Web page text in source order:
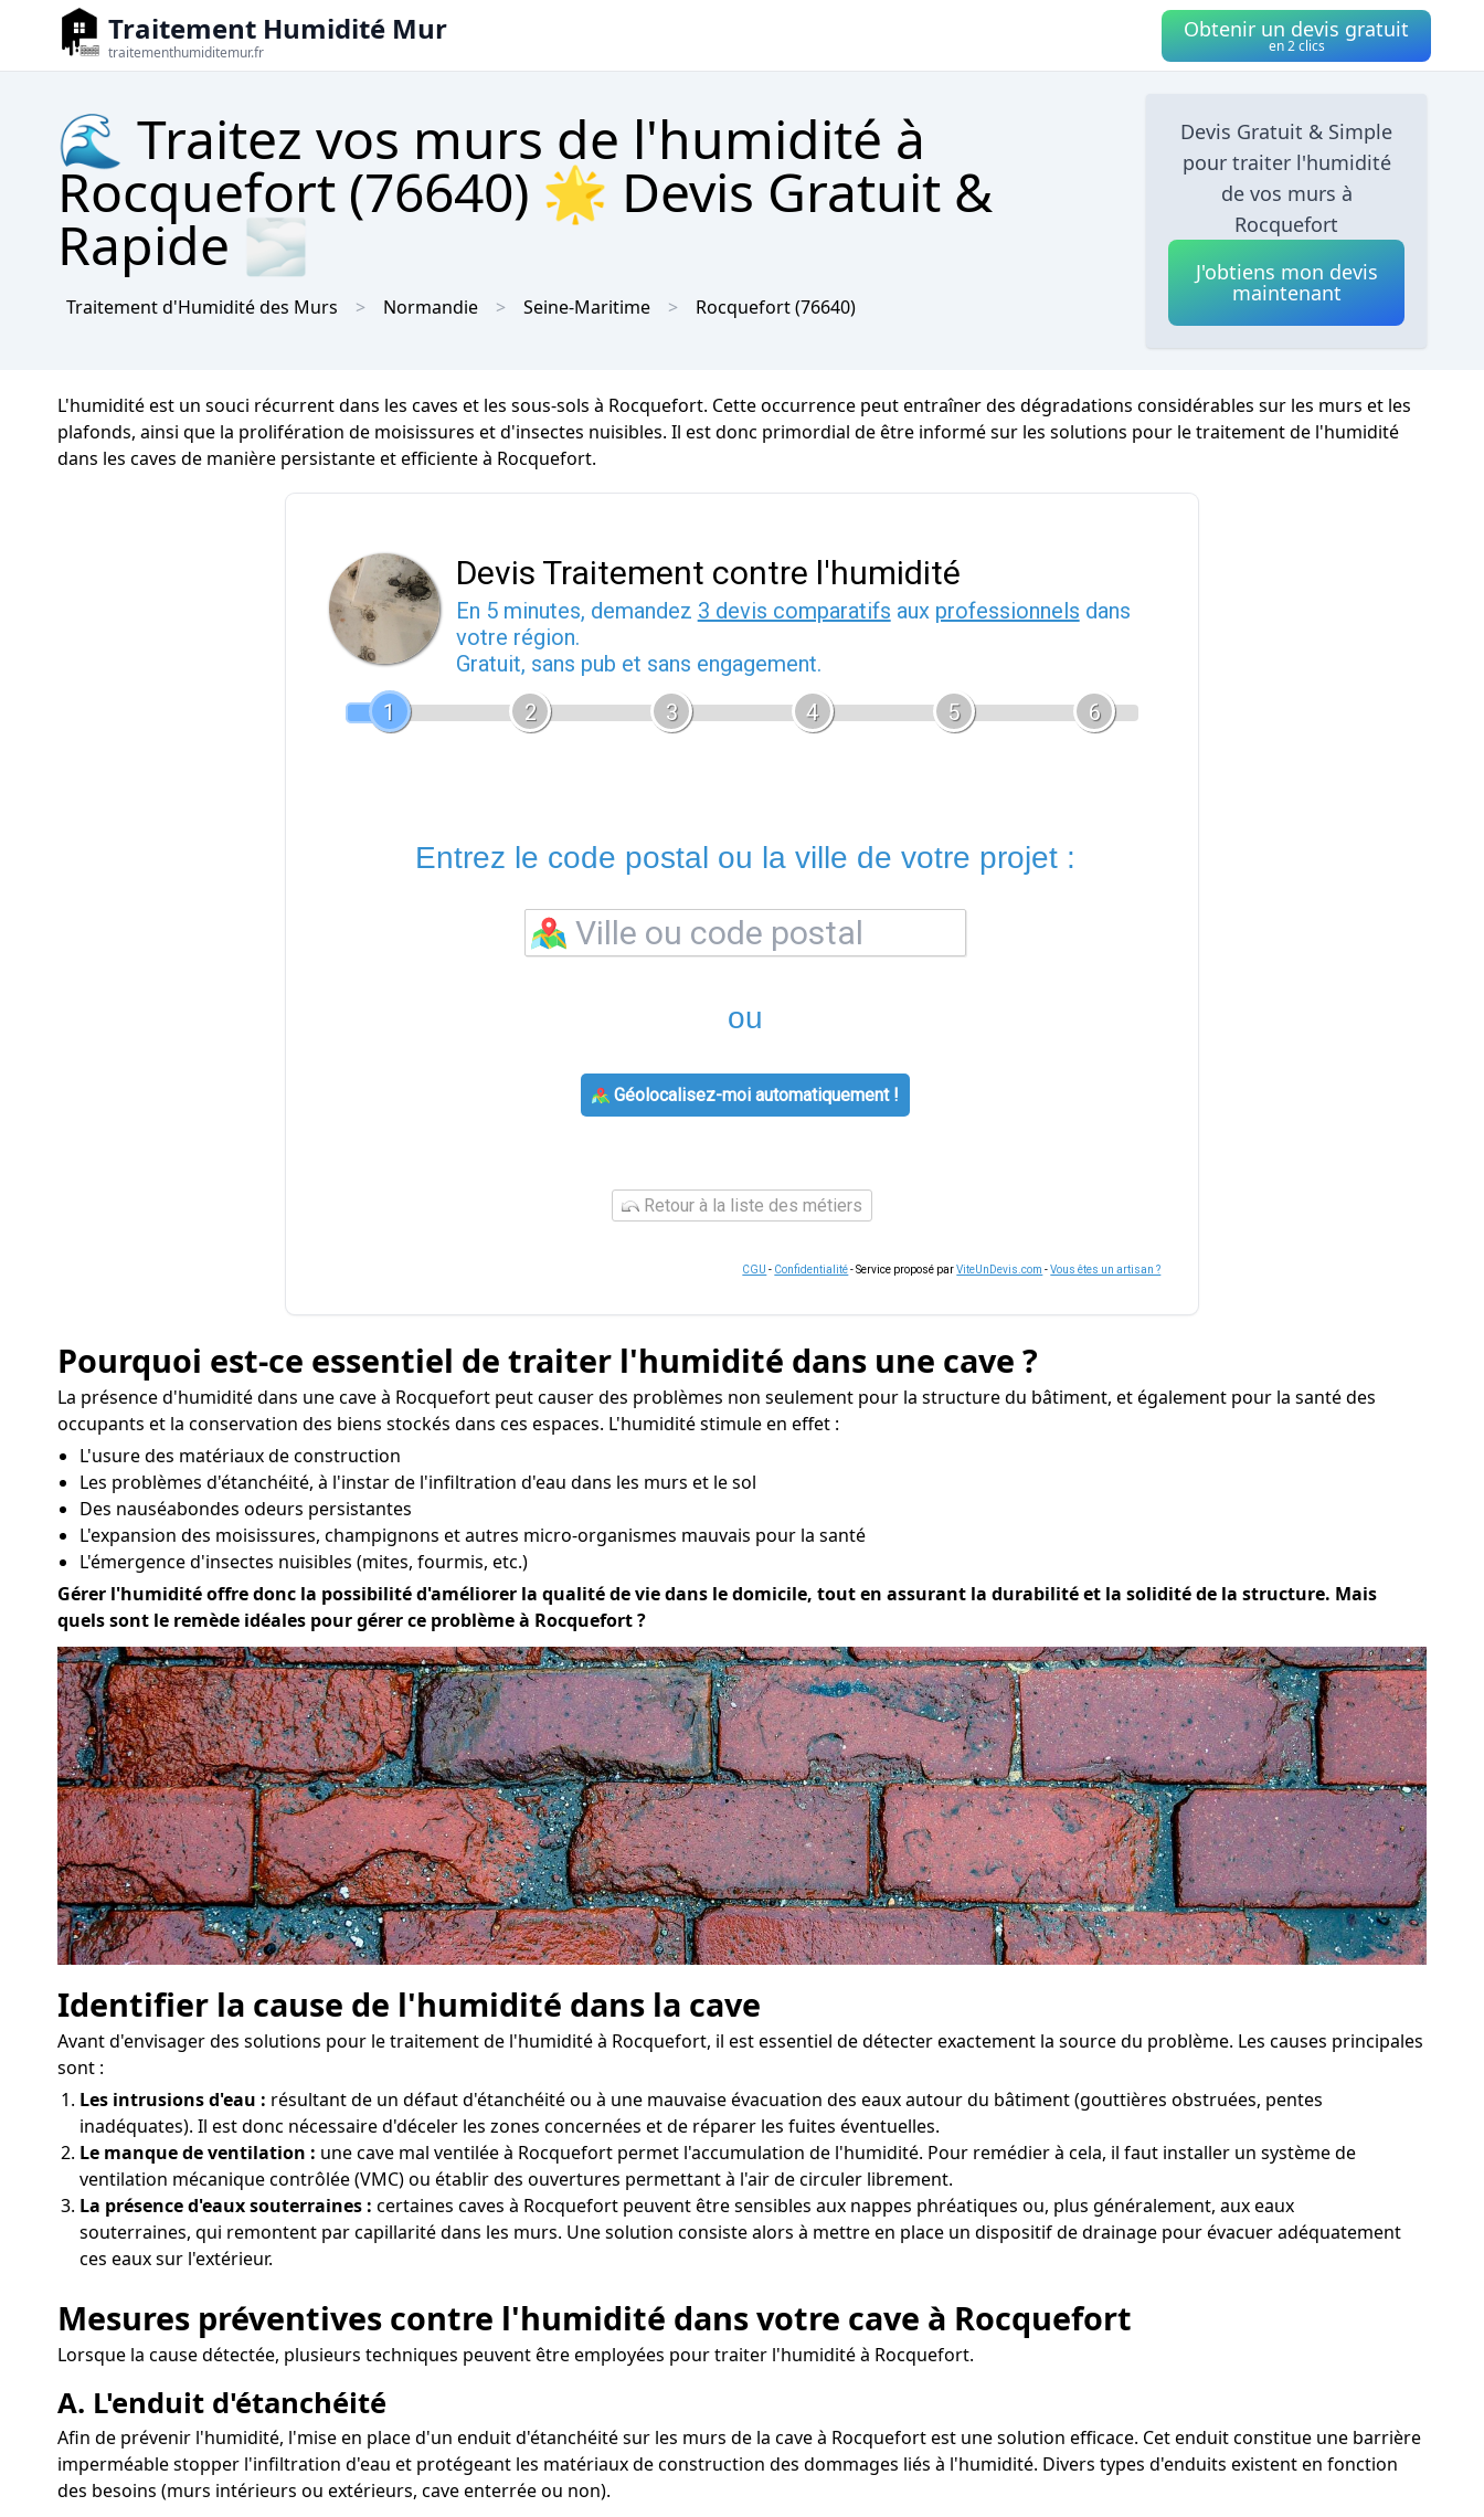
Traitement Humidité Mur
traitementhumiditemur.fr
Obtenir un devis gratuit
en 2 clics
🌊 Traitez vos murs de l'humidité à
Rocquefort (76640) 🌟 Devis Gratuit &
Rapide 🌫
Traitement d'Humidité des Murs Normandie Seine-Maritime Rocquefort(76640)
Devis Gratuit & Simple
pour traiter l'humidité
de vos murs à
Rocquefort
J'obtiens mon devis
maintenant
L'humidité est un souci récurrent dans les caves et les sous-sols à Rocquefort. Cette occurrence peut entraîner des dégradations considérables sur les murs et les
plafonds, ainsi que la prolifération de moisissures et d'insectes nuisibles. Il est donc primordial de être informé sur les solutions pour le traitement de l'humidité
dans les caves de manière persistante et efficiente à Rocquefort.
Devis Traitement contre l'humidité
En 5 minutes, demandez 3 devis comparatifs aux professionnels dans
votre région.
Gratuit, sans pub et sans engagement.
1
2 3 4 5 6
Entrez le code postal ou la ville de votre projet :
ou
Géolocalisez-moi automatiquement !
Retour à la liste des métiers
CGU - Confidentialité- Service proposé parViteUnDevis.com -Vous êtes un artisan ?
Pourquoi est-ce essentiel de traiter l'humidité dans une cave ?
La présence d'humidité dans une cave à Rocquefort peut causer des problèmes non seulement pour la structure du bâtiment, et également pour la santé des
occupants et la conservation des biens stockés dans ces espaces. L'humidité stimule en effet :
L'usure des matériaux de construction
Les problèmes d'étanchéité, à l'instar de l'infiltration d'eau dans les murs et le sol
Des nauséabondes odeurs persistantes
L'expansion des moisissures, champignons et autres micro-organismes mauvais pour la santé
L'émergence d'insectes nuisibles (mites, fourmis, etc.)
Gérer l'humidité offre donc la possibilité d'améliorer la qualité de vie dans le domicile, tout en assurant la durabilité et la solidité de la structure. Mais
quels sont le remède idéales pour gérer ce problème à Rocquefort ?
Identifier la cause de l'humidité dans la cave
Avant d'envisager des solutions pour le traitement de l'humidité à Rocquefort, il est essentiel de détecter exactement la source du problème. Les causes principales
sont :
Les intrusions d'eau : résultant de un défaut d'étanchéité ou à une mauvaise évacuation des eaux autour du bâtiment (gouttières obstruées, pentes
inadéquates). Il est donc nécessaire d'déceler les zones concernées et de réparer les fuites éventuelles.
Le manque de ventilation : une cave mal ventilée à Rocquefort permet l'accumulation de l'humidité. Pour remédier à cela, il faut installer un système de
ventilation mécanique contrôlée (VMC) ou établir des ouvertures permettant à l'air de circuler librement.
La présence d'eaux souterraines : certaines caves à Rocquefort peuvent être sensibles aux nappes phréatiques ou, plus généralement, aux eaux
souterraines, qui remontent par capillarité dans les murs. Une solution consiste alors à mettre en place un dispositif de drainage pour évacuer adéquatement
ces eaux sur l'extérieur.
Mesures préventives contre l'humidité dans votre cave à Rocquefort
Lorsque la cause détectée, plusieurs techniques peuvent être employées pour traiter l'humidité à Rocquefort.
A. L'enduit d'étanchéité
Afin de prévenir l'humidité, l'mise en place d'un enduit d'étanchéité sur les murs de la cave à Rocquefort est une solution efficace. Cet enduit constitue une barrière
imperméable stopper l'infiltration d'eau et protégeant les matériaux de construction des dommages liés à l'humidité. Divers types d'enduits existent en fonction
des besoins (murs intérieurs ou extérieurs, cave enterrée ou non).